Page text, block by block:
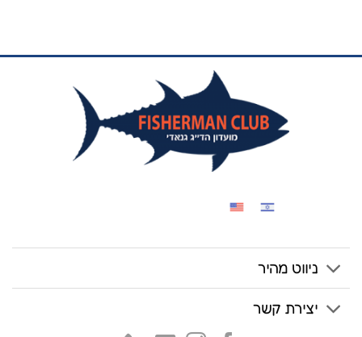
ניווט מהיר
יצירת קשר